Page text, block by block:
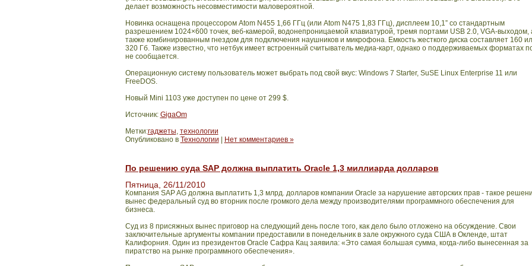
делает возможность несовместимости маловероятной.
Новинка оснащена процессором Atom N455 1,66 ГГц (или Atom N475 1,83 ГГц), дисплеем 10,1” со стандартным
разрешением 1024×600 точек, веб-камерой, водонепроницаемой клавиатурой, тремя портами USB 2.0, VGA-выходом,
также комбинированным гнездом для подключения наушников и микрофона. Емкость жесткого диска составляет 160
320 Гб. Также известно, что нетбук имеет встроенный считыватель медиа-карт, однако о поддерживаемых форматах
не сообщается.
Операционную систему пользователь может выбрать под свой вкус: Windows 7 Starter, SuSE Linux Enterprise 11 или
FreeDOS.
Новый Mini 1103 уже доступен по цене от 299 $.
Источник: GigaOm
Метки:гаджеты, технологии
Опубликовано в Технологии Нет комментариев »
По решению суда SAP должна выплатить Oracle 1,3 миллиарда долларов
Пятница, 26/11/2010
Компания SAPAGдолжна выплатить 1,3 млрд. долларов компании Oracle за нарушение авторских прав - такое
вынес федеральный суд во вторник после громкого дела между производителями программного обеспечения для
бизнеса.
Суд из 8 присяжных вынес приговор на следующий день после того, как дело было отложено на обсуждение. Свои
заключительные аргументы компании предоставили в понедельник в зале окружного суда США в Окленде, штат
Калифорния. Один из президентов Oracle Сафра Кац заявила: «Это самая большая сумма, когда-либо вынесенная за
пиратство на рынке программного обеспечения».